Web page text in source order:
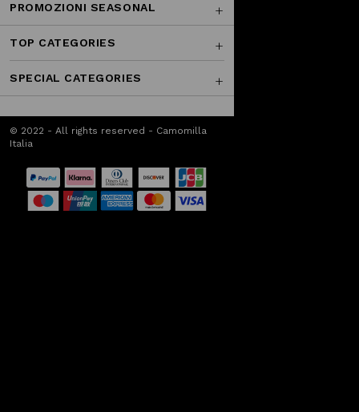
PROMOZIONI SEASONAL
TOP CATEGORIES
SPECIAL CATEGORIES
© 2022 - All rights reserved - Camomilla
Italia